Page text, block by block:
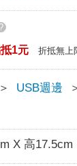
?
1元 折抵無上
＞ USB週邊
X 高17.5cm